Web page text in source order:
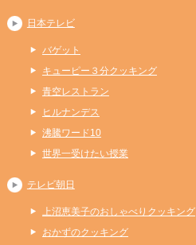
日本テレビ
バゲット
キューピー３分クッキング
青空レストラン
ヒルナンデス
沸騰ワード10
世界一受けたい授業
テレビ朝日
上沼恵美子のおしゃべりクッキング
おかずのクッキング